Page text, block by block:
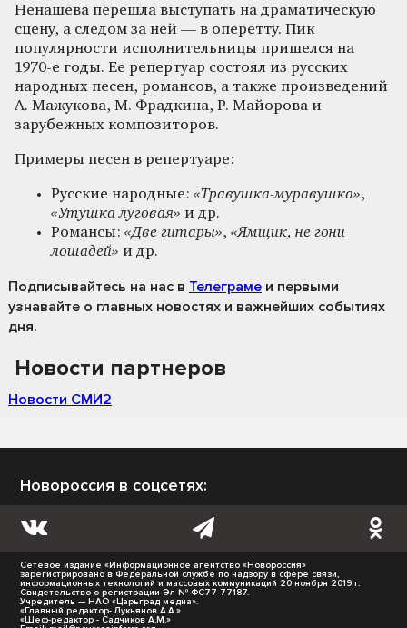
Ненашева перешла выступать на драматическую
сцену, а следом за ней — в оперетту. Пик
популярности исполнительницы пришелся на
1970-е годы. Ее репертуар состоял из русских
народных песен, романсов, а также произведений
А. Мажукова, М. Фрадкина, Р. Майорова и
зарубежных композиторов.
Примеры песен в репертуаре:
Русские народные: «Травушка-муравушка»,
«Утушка луговая» и др.
Романсы: «Две гитары», «Ямщик, не гони
лошадей» и др.
Подписывайтесь на нас в Телеграме и первыми
узнавайте о главных новостях и важнейших событиях
дня.
Новости партнеров
Новости СМИ2
Новороссия в соцсетях:
Сетевое издание «Информационное агентство «Новороссия»
зарегистрировано в Федеральной службе по надзору в сфере связи,
информационных технологий и массовых коммуникаций 20 ноября 2019 г.
Свидетельство о регистрации Эл № ФС77-77187.
Учредитель — НАО «Царьград медиа».
«Главный редактор- Лукьянов А.А.»
«Шеф-редактор - Садчиков А.М.»